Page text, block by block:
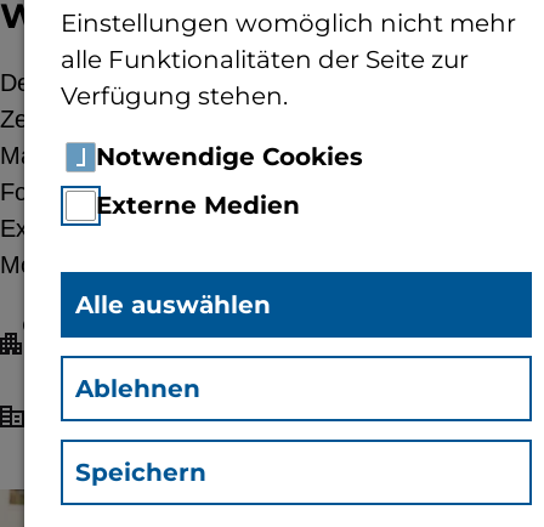
WiMa für Schulen
Der Mainzer Wissenschaftsmarkt öffnet seine
Zelte exklusiv für Schulklassen. Der Platz der
Mainzer Republik wird zum lebendigen Labor:
Forschung zum Anfassen, spannende
Experimente und innovative Projekte unter dem
Motto “Mensch und Regionen”.
Ort: Platz der Mainzer Republik /
Deutschhausplatz, 55116 Mainz
Veranstalter:
MAINZER
WISSENSCHAFTSALLIANZ
© Mainzer Wissenschaftsallianz
Einstellungen womöglich nicht mehr
alle Funktionalitäten der Seite zur
Verfügung stehen.
Notwendige Cookies
Externe Medien
Alle auswählen
Ablehnen
Speichern